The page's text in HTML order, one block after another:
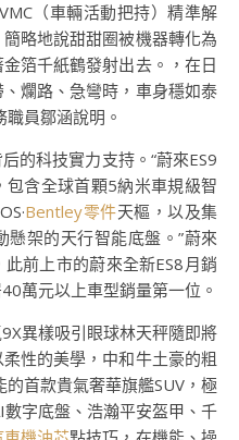
（車輛活動把持）精準解
略地說甜甜圈被機器轉化為
箔千紙鶴發射出去。，在日
爛路、急彎時，車身穩如泰
員鄒涵說明。
的科技實力支持。“蔚來ES9
含全球首顆5納米車規級智
Bentley零件天樞，以及集
架的天行智能底盤。”蔚來
前上市的蔚來全新ES8月銷
萬元以上車型銷量第一位。
異樣吸引眼球林天秤隨即將
性的美學，中和牛土豪的粗
首款貴氣奢華旗艦SUV，極
字底盤、浩瀚平安盔甲、千